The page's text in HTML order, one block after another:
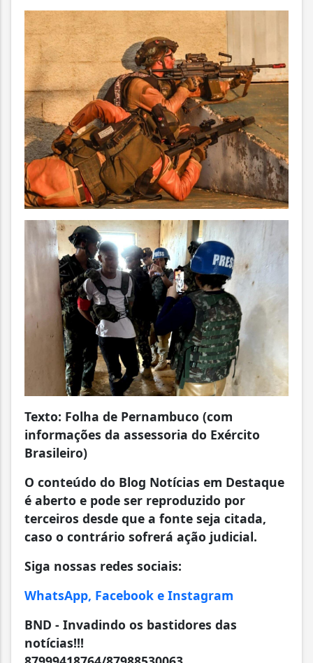
Texto: Folha de Pernambuco (com
informações da assessoria do Exército
Brasileiro)
O conteúdo do Blog Notícias em Destaque
é aberto e pode ser reproduzido por
terceiros desde que a fonte seja citada,
caso o contrário sofrerá ação judicial.
Siga nossas redes sociais:
WhatsApp, Facebook e Instagram
BND - Invadindo os bastidores das
notícias!!!